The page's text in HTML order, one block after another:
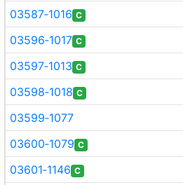
03587‑1016 C
03596‑1017 C
03597‑1013 C
03598‑1018 C
03599‑1077
03600‑1079 C
03601‑1146 C